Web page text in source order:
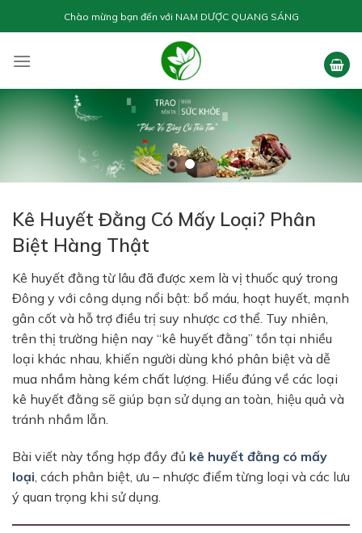
to
Chào mừng bạn đến với NAM DƯỢC QUANG SÁNG
Kê Huyết Đằng Có Mấy Loại? Phân
Biệt Hàng Thật
Kê huyết đằng từ lâu đã được xem là vị thuốc quý trong
Đông y với công dụng nổi bật: bổ máu, hoạt huyết, mạnh
gân cốt và hỗ trợ điều trị suy nhược cơ thể. Tuy nhiên,
trên thị trường hiện nay “kê huyết đằng” tồn tại nhiều
loại khác nhau, khiến người dùng khó phân biệt và dễ
mua nhầm hàng kém chất lượng. Hiểu đúng về các loại
kê huyết đằng sẽ giúp bạn sử dụng an toàn, hiệu quả và
tránh nhầm lẫn.
Bài viết này tổng hợp đầy đủ kê huyết đằng có mấy
loại , cách phân biệt, ưu – nhược điểm từng loại và các lưu
ý quan trọng khi sử dụng.